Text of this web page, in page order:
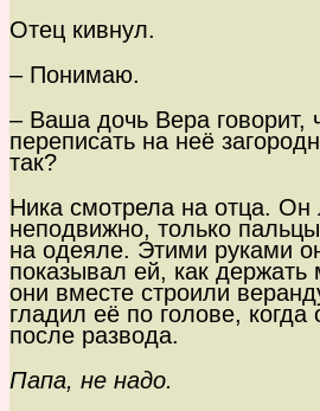
Отец кивнул.
– Понимаю.
– Ваша дочь Вера говорит,
переписать на неё
так?
Ника смотрела на отца. Он
неподвижно, только
на одеяле. Этими руками
показывал ей, как держать
они вместе строили
гладил её по голове, когда
после развода.
Папа, не надо.